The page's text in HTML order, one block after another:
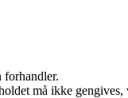
må ikke gengives,